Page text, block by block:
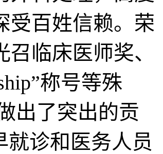
受百姓信赖。荣
临床医师奖、
称号等殊
出了突出的贡
就诊和医务人员